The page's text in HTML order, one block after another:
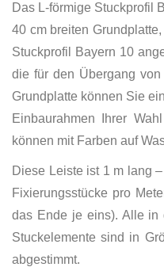
Das L-förmige Stuckprofil
40 cm breiten
Stuckprofil Bayern 10
die für den Übergang
Grundplatte können Sie
Einbaurahmen Ihrer
können mit Farben auf
Diese Leiste ist 1 m lang
Fixierungsstücke pro
das Ende je eins). Alle in
Stuckelemente sind in
abgestimmt.